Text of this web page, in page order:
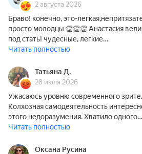
2 августа 2026
Браво! конечно, это-
просто молодцы 👏👏👏 Анастасия
под стать! чудесные, легкие…
Читать полностью
Татьяна Д.
28 июля 2026
Ужасаюсь уровню современного
Колхозная самодеятельность
этого недоразумения. Хватило одного…
Читать полностью
Оксана Русина